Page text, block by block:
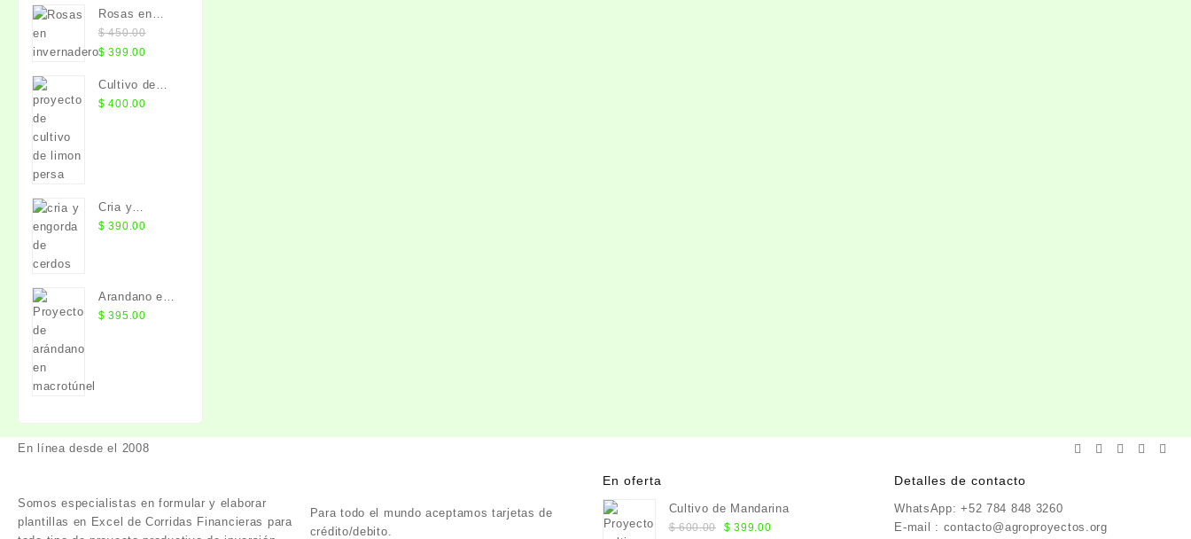
Rosas en
invernadero
$450.00
El
original
era:
$ 399.00El
actual
es:
Cultivo de
limon persa
$ 400.00
Cria y
Engorda de
$ 390.00
Arandano en
Macrotunel
$ 395.00
En línea desde el 2008
Somos especialistas en formular y elaborar
plantillas en Excel de Corridas Financieras para
Para todo el mundo aceptamos tarjetas de
crédito/debito.
En oferta
Cultivo de Mandarina
$600.00
El
$ 399.00El
Detalles de contacto
WhatsApp: +52 784 848 3260
E-mail : contacto@agroproyectos.org